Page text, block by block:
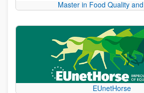
Master in Food Quality
EUnetHorse